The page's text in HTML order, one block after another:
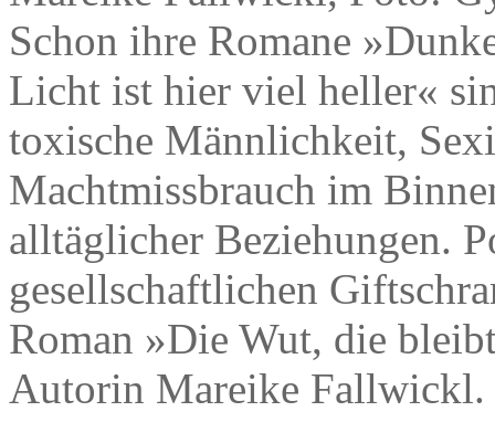
Schon ihre Romane
Licht ist hier viel heller«
toxische Männlichkeit,
Machtmissbrauch im
alltäglicher Beziehungen.
gesellschaftlichen
Roman »Die Wut, die
Autorin Mareike Fallwickl.